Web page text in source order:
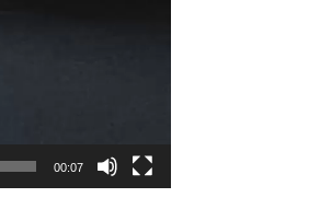
00:07